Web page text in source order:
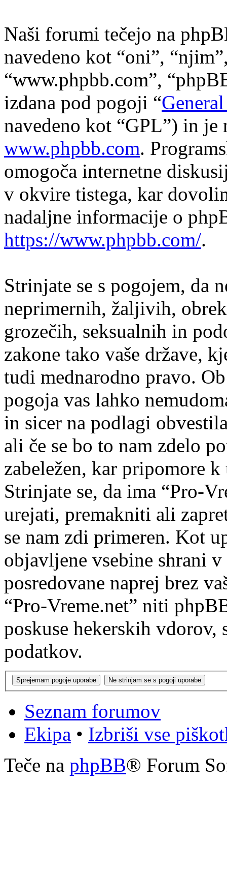
Naši forumi tečejo na
navedeno kot “oni”,
“www.phpbb.com”,
izdana pod pogoji “
navedeno kot “GPL”) in
www.phpbb.com.
omogoča internetne
v okvire tistega, kar
nadaljne informacije o
https://www.phpbb.com/.
Strinjate se s pogojem, da
neprimernih, žaljivih,
grozečih, seksualnih in
zakone tako vaše države,
tudi mednarodno pravo.
pogoja vas lahko
in sicer na podlagi
ali če se bo to nam zdelo
zabeležen, kar pripomore
Strinjate se, da ima “Pro-
urejati, premakniti ali
se nam zdi primeren. Kot
objavljene vsebine shrani
posredovane naprej brez
“Pro-Vreme.net” niti
poskuse hekerskih
podatkov.
Seznam forumov
Ekipa • Izbriši vse
Teče na phpBB® Forum